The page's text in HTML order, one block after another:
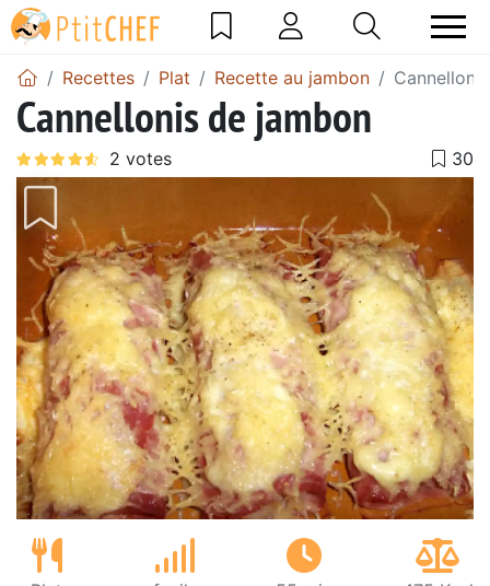
Recettes Plat Recette au jambon
Cannellonis de jambon